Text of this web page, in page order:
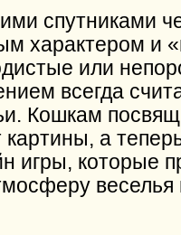
спутниками
характером и
или
всегда
Кошкам
картины, а
игры, которые
веселья